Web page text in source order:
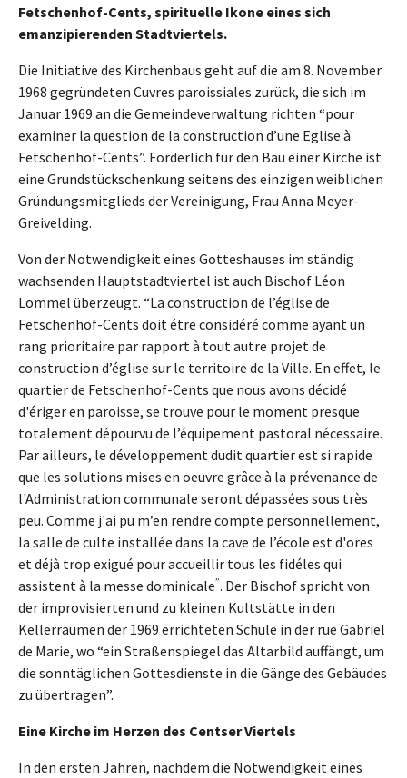
Fetschenhof-Cents, spirituelle Ikone eines sich
emanzipierenden Stadtviertels.
Die Initiative des Kirchenbaus geht auf die am 8. November
1968 gegründeten Cuvres paroissiales zurück, die sich im
Januar 1969 an die Gemeindeverwaltung richten “pour
examiner la question de la construction d’une Eglise à
Fetschenhof-Cents”. Förderlich für den Bau einer Kirche ist
eine Grundstückschenkung seitens des einzigen weiblichen
Gründungsmitglieds der Vereinigung, Frau Anna Meyer-
Greivelding.
Von der Notwendigkeit eines Gotteshauses im ständig
wachsenden Hauptstadtviertel ist auch Bischof Léon
Lommel überzeugt. “La construction de l’église de
Fetschenhof-Cents doit étre considéré comme ayant un
rang prioritaire par rapport à tout autre projet de
construction d’église sur le territoire de la Ville. En effet, le
quartier de Fetschenhof-Cents que nous avons décidé
d'ériger en paroisse, se trouve pour le moment presque
totalement dépourvu de l’équipement pastoral nécessaire.
Par ailleurs, le développement dudit quartier est si rapide
que les solutions mises en oeuvre grâce à la prévenance de
l'Administration communale seront dépassées sous très
peu. Comme j'ai pu m’en rendre compte personnellement,
la salle de culte installée dans la cave de l’école est d'ores
et déjà trop exigué pour accueillir tous les fidéles qui
assistent à la messe dominicale”. Der Bischof spricht von
der improvisierten und zu kleinen Kultstätte in den
Kellerräumen der 1969 errichteten Schule in der rue Gabriel
de Marie, wo “ein Straßenspiegel das Altarbild auffängt, um
die sonntäglichen Gottesdienste in die Gänge des Gebäudes
zu übertragen”.
Eine Kirche im Herzen des Centser Viertels
In den ersten Jahren, nachdem die Notwendigkeit eines